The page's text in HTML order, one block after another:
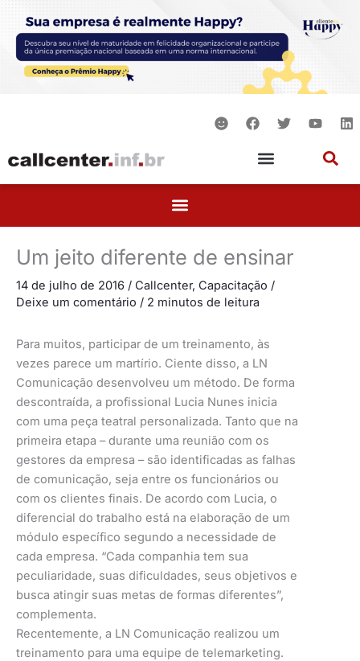
conteúdo
S
m
F
a
e
b
o
T
w
e
Y
o
b
L
i
d
Um jeito diferente de ensinar
14 de julho de 2016 / Callcenter, Capacitação /
Deixe um comentário / 2 minutos de leitura
Para muitos, participar de um treinamento, às
vezes parece um martírio. Ciente disso, a LN
Comunicação desenvolveu um método. De forma
descontraída, a profissional Lucia Nunes inicia
com uma peça teatral personalizada. Tanto que na
primeira etapa – durante uma reunião com os
gestores da empresa – são identificadas as falhas
de comunicação, seja entre os funcionários ou
com os clientes finais. De acordo com Lucia, o
diferencial do trabalho está na elaboração de um
módulo específico segundo a necessidade de
cada empresa. “Cada companhia tem sua
peculiaridade, suas dificuldades, seus objetivos e
busca atingir suas metas de formas diferentes”,
complementa.
Recentemente, a LN Comunicação realizou um
treinamento para uma equipe de telemarketing.